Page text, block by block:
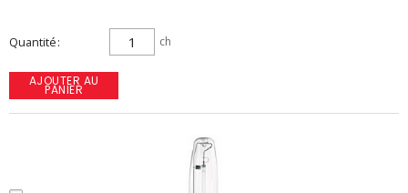
Quantité ch
AJOUTER AU
PANIER